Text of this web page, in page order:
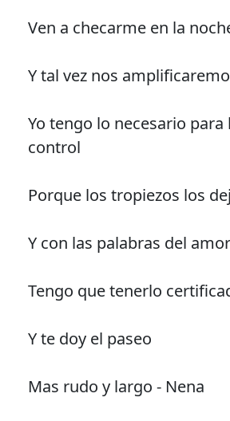
Ven a checarme en la
Y tal vez nos
Yo tengo lo necesario para
control
Porque los tropiezos los
Y con las palabras del amor
Tengo que tenerlo
Y te doy el paseo
Mas rudo y largo - Nena